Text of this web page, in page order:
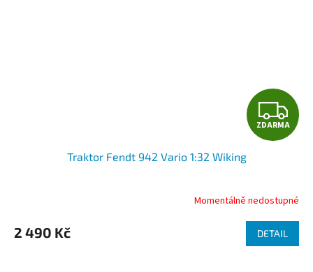
Z
D
R
M
A
ZDARMA
Traktor Fendt 942 Vario 1:32 Wiking
Momentálně nedostupné
2 490 Kč DETAIL